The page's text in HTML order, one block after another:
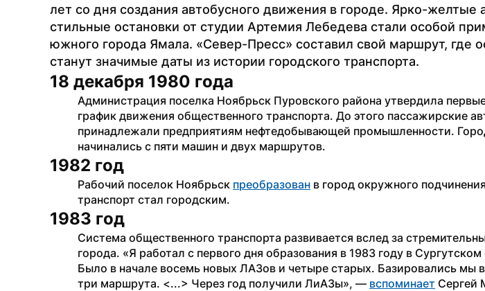
лет со дня создания автобусного движения в городе. Ярко-желтые
стильные остановки от студии Артемия Лебедева стали особой
южного города Ямала. «Север-Пресс» составил свой маршрут, где
станут значимые даты из истории городского транспорта.
18 декабря 1980 года
Администрация поселка Ноябрьск Пуровского района утвердила
график движения общественного транспорта. До этого пассажирские
принадлежали предприятиям нефтедобывающей промышленности.
начинались с пяти машин и двух маршрутов.
1982 год
Рабочий поселок Ноябрьск преобразован в город окружного
транспорт стал городским.
1983 год
Система общественного транспорта развивается вслед за
города. «Я работал с первого дня образования в 1983 году в
Было в начале восемь новых ЛАЗов и четыре старых. Базировались мы
три маршрута. <...> Через год получили ЛиАЗы», — вспоминает Сергей